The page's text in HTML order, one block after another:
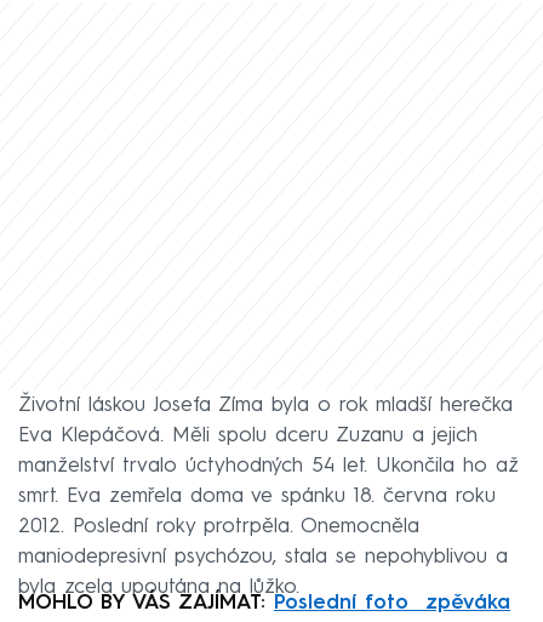
Životní láskou Josefa Zíma byla o rok mladší herečka
Eva Klepáčová. Měli spolu dceru Zuzanu a jejich
manželství trvalo úctyhodných 54 let. Ukončila ho až
smrt. Eva zemřela doma ve spánku 18. června roku
2012. Poslední roky protrpěla. Onemocněla
maniodepresivní psychózou, stala se nepohyblivou a
byla zcela upoutána na lůžko.
MOHLO BY VÁS ZAJÍMAT:
Poslední foto zpěváka